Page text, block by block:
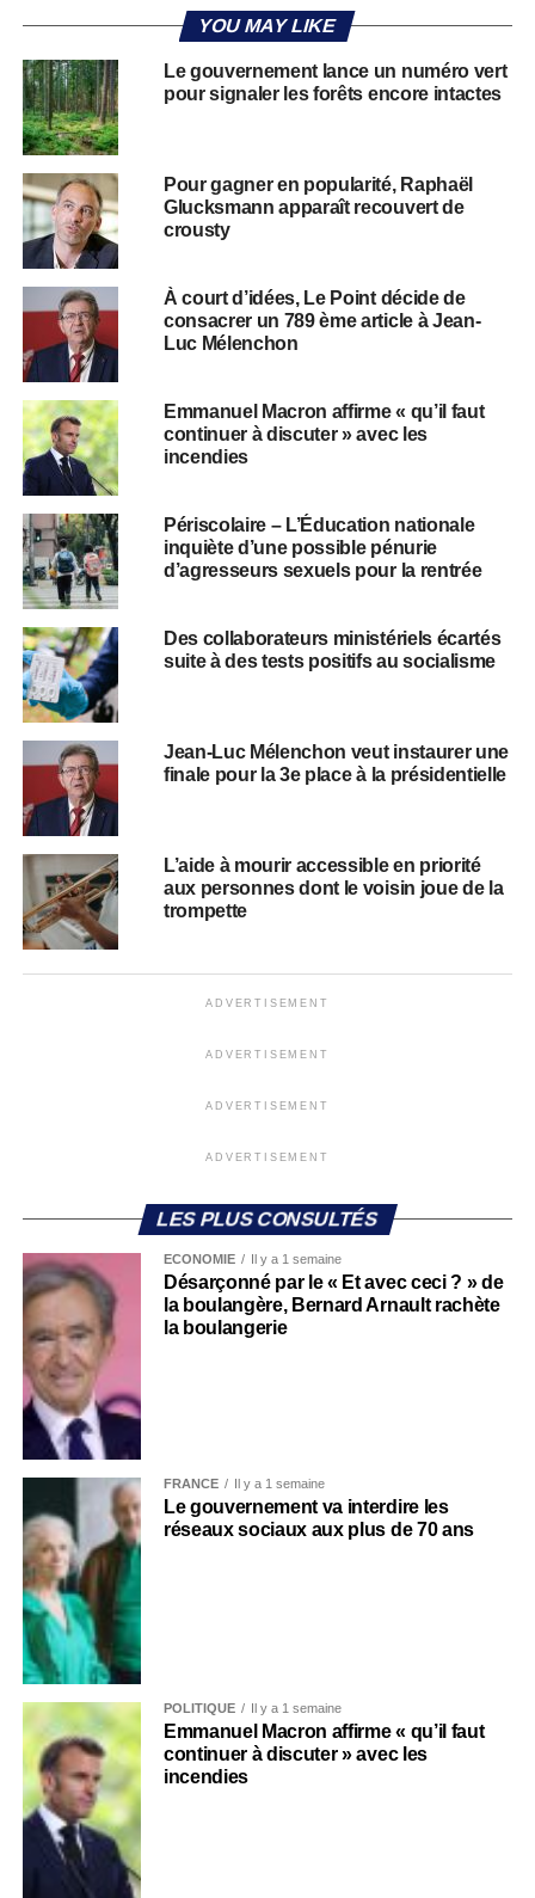
YOU MAY LIKE
Le gouvernement lance un numéro vert
pour signaler les forêts encore intactes
Pour gagner en popularité, Raphaël
Glucksmann apparaît recouvert de
crousty
À court d’idées, Le Point décide de
consacrer un 789 ème article à Jean-
Luc Mélenchon
Emmanuel Macron affirme « qu’il faut
continuer à discuter » avec les
incendies
Périscolaire – L’Éducation nationale
inquiète d’une possible pénurie
d’agresseurs sexuels pour la rentrée
Des collaborateurs ministériels écartés
suite à des tests positifs au socialisme
Jean-Luc Mélenchon veut instaurer une
finale pour la 3e place à la présidentielle
L’aide à mourir accessible en priorité
aux personnes dont le voisin joue de la
trompette
ADVERTISEMENT
ADVERTISEMENT
ADVERTISEMENT
ADVERTISEMENT
LES PLUS CONSULTÉS
ECONOMIE Il y a 1 semaine
Désarçonné par le « Et avec ceci ? » de
la boulangère, Bernard Arnault rachète
la boulangerie
FRANCE Il y a 1 semaine
Le gouvernement va interdire les
réseaux sociaux aux plus de 70 ans
POLITIQUE Il y a 1 semaine
Emmanuel Macron affirme « qu’il faut
continuer à discuter » avec les
incendies